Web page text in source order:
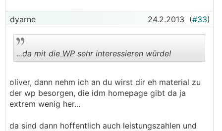
dyarne 24.2.2013 (#33)
..
...da mit die WP sehr interessieren würde!
oliver, dann nehm ich an du wirst dir eh material zu
der wp besorgen, die idm homepage gibt da ja
extrem wenig her...
da sind dann hoffentlich auch leistungszahlen und